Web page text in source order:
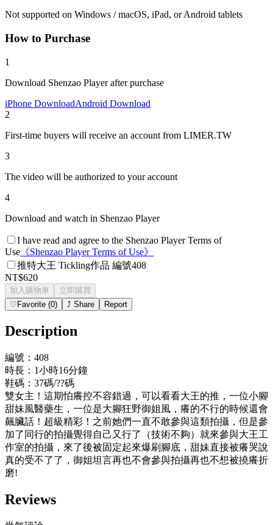
Not supported on Windows / macOS, iPad, or Android tablets
How to Purchase
1
Download Shenzao Player after purchase
iPhone DownloadAndroid Download
2
First-time buyers will receive an account from LIMER.TW
3
The video will be authorized to your account
4
Download and watch in Shenzao Player
I have read and agree to the Shenzao Player Terms of
Use 《Shenzao Player Terms of Use》
推特大王 Tickling作品 編號408
NT$620
加入購物車
立即購買
♡ Favorite (0) ⤴ Share Report
Description
編號：408
時長：1小時16分鐘
鞋碼：37碼/??碼
雙女主！這期怕癢控不容錯過，可以看看大王的推，一位小腳
甜妹風醫藥生，一位是大腳狂野御姐風，癢的不行的時候還會
飆臟話！超級精彩！之前她們一直不敢參與這類拍攝，但是參
加了同行的拍攝覺得自己又行了（技術不夠）就來參與大王工
作室的拍攝，來了後被固定起來爆刷腳底，甜妹直接被癢哭說
真的受不了了，御姐坦言再也不會參與拍攝再也不想被撓癢折
磨!
Reviews